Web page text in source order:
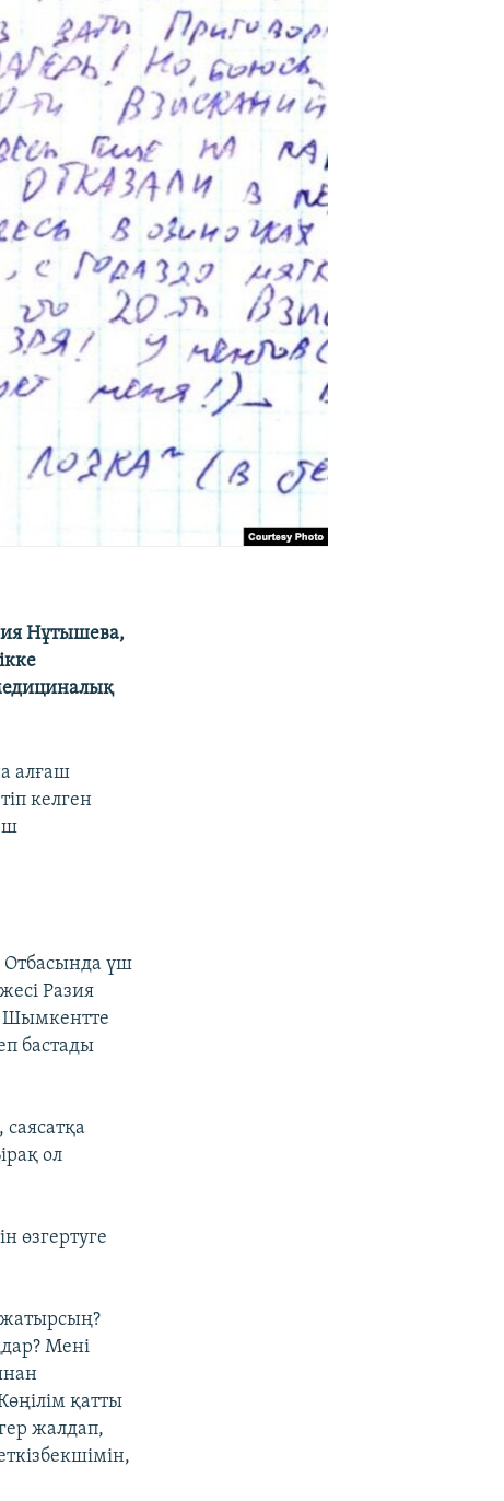
Нұтышева,
алғаш
келген
Отбасында үш
Разия
Шымкентте
бастады
ол
өзгертуге
жатырсың?
Мені
қатты
жалдап,